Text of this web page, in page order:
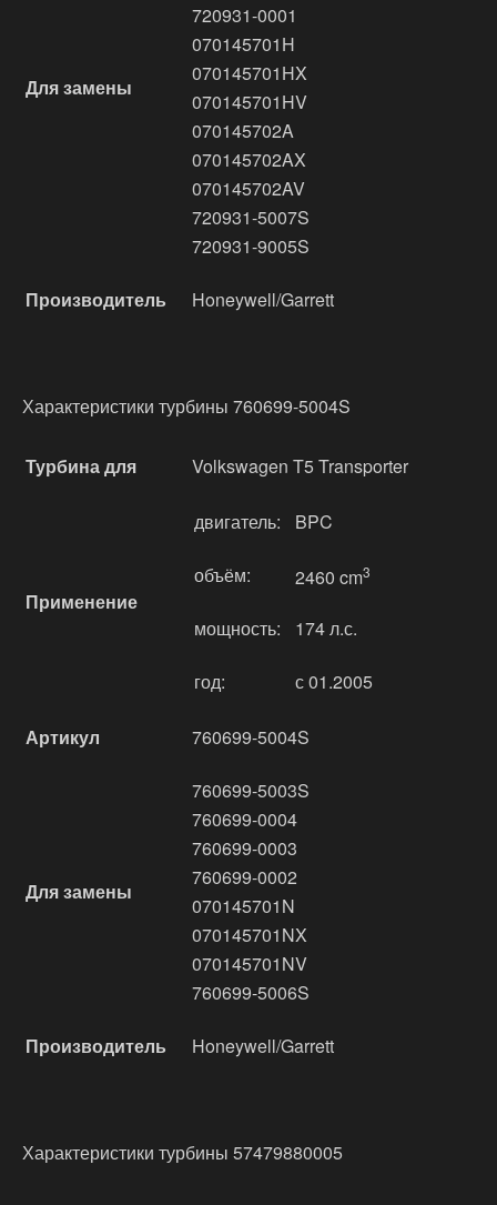
Для замены
720931-0001
070145701H
070145701HX
070145701HV
070145702A
070145702AX
070145702AV
720931-5007S
720931-9005S
Производитель Honeywell/Garrett
Характеристики турбины 760699-5004S
Турбина для Volkswagen T5 Transporter
Применение
двигатель: BPC
объём: 2460 cm3
мощность: 174 л.с.
год: с 01.2005
Артикул 760699-5004S
Для замены
760699-5003S
760699-0004
760699-0003
760699-0002
070145701N
070145701NX
070145701NV
760699-5006S
Производитель Honeywell/Garrett
Характеристики турбины 57479880005